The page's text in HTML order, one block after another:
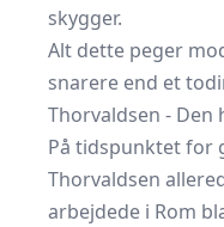
skygger.
Alt dette peger
snarere end et
Thorvaldsen -
På tidspunktet for
Thorvaldsen
arbejdede i Rom